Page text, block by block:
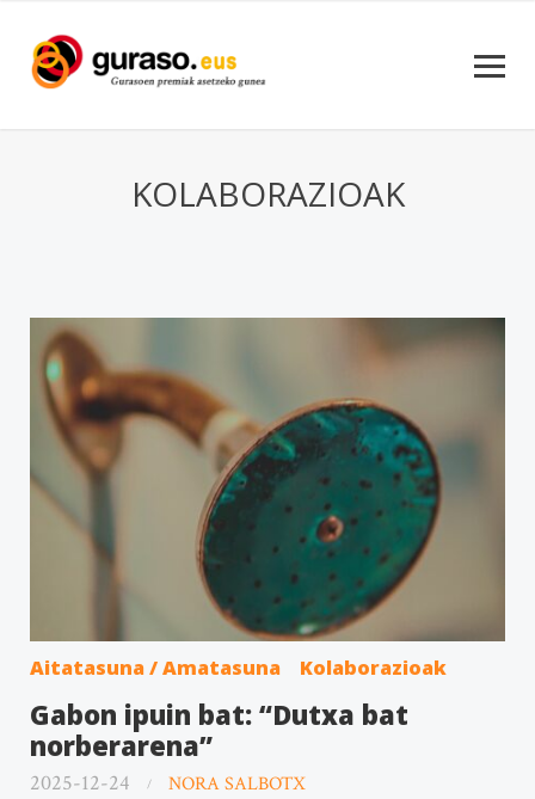
KOLABORAZIOAK
Aitatasuna / Amatasuna Kolaborazioak
Gabon ipuin bat: “Dutxa bat
norberarena”
2025-12-24 NORA SALBOTX